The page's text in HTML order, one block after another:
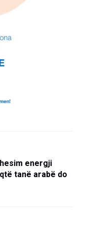
energji
tanë arabë do